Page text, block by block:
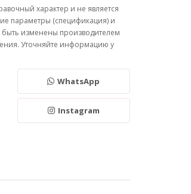
характер и не является
параметры (спецификация) и
быть изменены производителем
Уточняйте информацию у
WhatsApp
Instagram